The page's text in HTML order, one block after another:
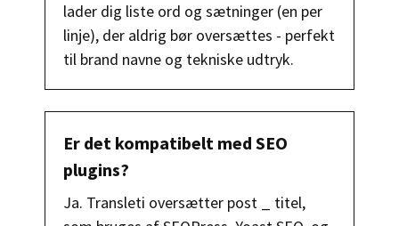
lader dig liste ord og sætninger (en per
linje), der aldrig bør oversættes - perfekt
til brand navne og tekniske udtryk.
Er det kompatibelt med SEO
plugins?
Ja. Transleti oversætter post _ titel,